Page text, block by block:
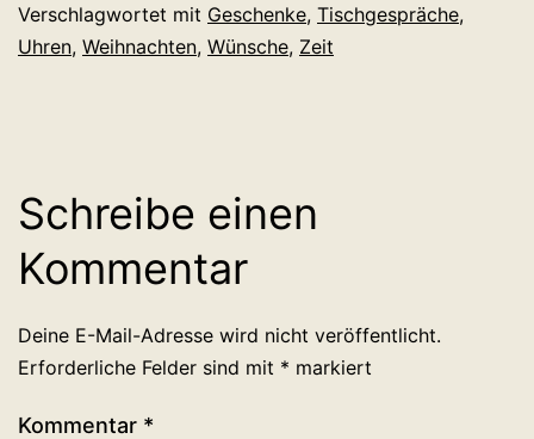
Verschlagwortet mit Geschenke, Tischgespräche,
Uhren, Weihnachten, Wünsche, Zeit
Schreibe einen
Kommentar
Deine E-Mail-Adresse wird nicht veröffentlicht.
Erforderliche Felder sind mit * markiert
Kommentar *